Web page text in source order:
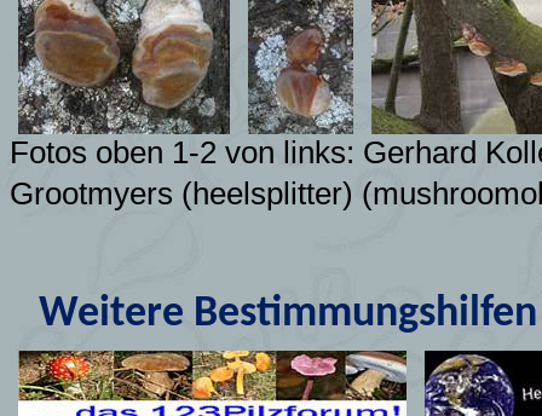
Fotos oben 1-2 von links: Gerhard
Grootmyers (heelsplitter)
Weitere